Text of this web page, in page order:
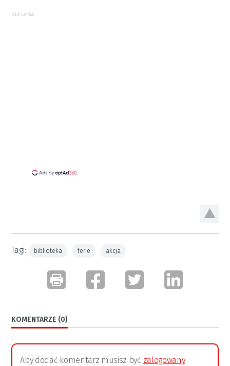
REKLAMA
Tagi: biblioteka ferie akcja
KOMENTARZE (0)
Aby dodać komentarz musisz być zalogowany